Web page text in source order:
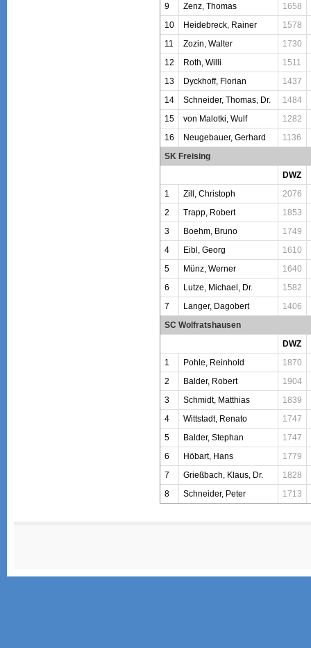
9
Zenz, Thomas
1658
10
Heidebreck, Rainer
1578
11
Zozin, Walter
1730
12
Roth, Willi
1511
13
Dyckhoff, Florian
1437
14
Schneider, Thomas, Dr.
1484
15
von Malotki, Wulf
1282
16
Neugebauer, Gerhard
1136
SK Freising
DWZ
1
Zill, Christoph
2076
2
Trapp, Robert 1853
3
Boehm, Bruno 1749
4
Eibl, Georg 1610
5
Münz, Werner 1640
6
Lutze, Michael, Dr.
1582
7
Langer, Dagobert
1406
SC Wolfratshausen
DWZ
1
Pohle, Reinhold 1870
2
Balder, Robert 1904
3
Schmidt, Matthias 1839
4
Wittstadt, Renato
1747
5
Balder, Stephan
1747
6
Höbart, Hans 1779
7
Grießbach, Klaus, Dr.
1828
8
Schneider, Peter 1713